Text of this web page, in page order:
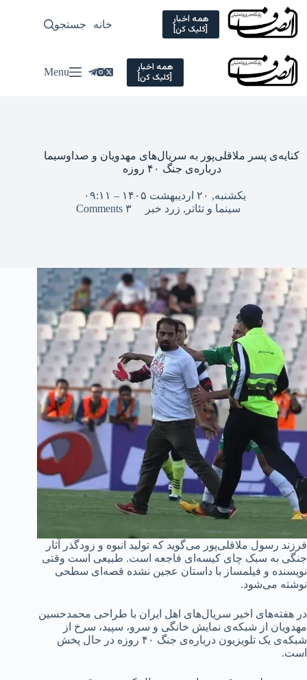
Skip
content
همه اخبار
[کلیک کن] خانه سیاسی
جستجو
همه اخبار
[کلیک کن] Menu
کنایه‌ی پسر ملاقلی‌پور به سریال‌های مهدویان و صداوسیما
درباره‌ی جنگ ۴۰ روزه
یکشنبه, ۲۰ اردیبهشت ۱۴۰۵ – ۰۹:۱۱
سینما و تئاتر , زرد خبر ۳ Comments
فرزند رسول ملاقلی‌پور می‌گوید که تولید انبوه و زودگذر آثار
جنگی به سبک چای کیسه‌ای فاجعه است. طبیعی است وقتی
نویسنده و فیلمساز با داستان عجین نشده قصه‌ای سطحی
نوشته می‌شود.
در هفته‌های اخیر سریال‌های اهل ایران با طراحی محمدحسین
مهدویان از شبکه‌ی نمایش خانگی و سرو، سپید، سرخ از
شبکه‌ی یک تلویزیون درباره‌ی جنگ ۴۰ روزه در حال پخش
است.